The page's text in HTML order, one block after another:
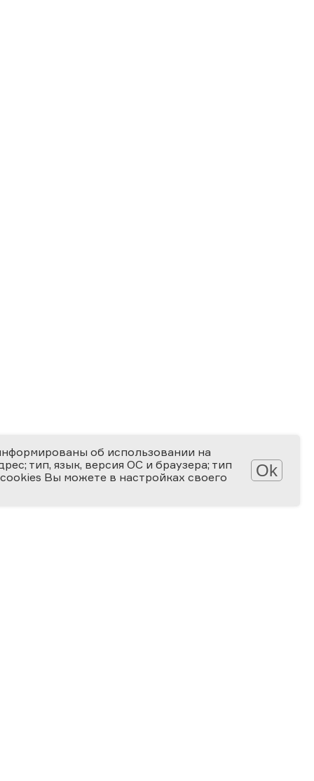
об использовании на
тип, язык, версия ОС и браузера; тип
Вы можете в настройках своего
Ok